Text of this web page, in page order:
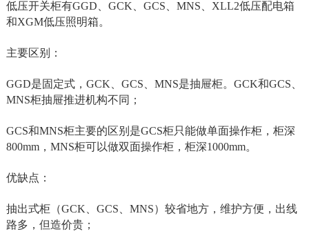
低压开关柜有GGD、GCK、GCS、MNS、XLL2低压配电箱
和XGM低压照明箱。
主要区别：
GGD是固定式，GCK、GCS、MNS是抽屉柜。GCK和GCS、
MNS柜抽屉推进机构不同；
GCS和MNS柜主要的区别是GCS柜只能做单面操作柜，柜深
800mm，MNS柜可以做双面操作柜，柜深1000mm。
优缺点：
抽出式柜（GCK、GCS、MNS）较省地方，维护方便，出线
路多，但造价贵；